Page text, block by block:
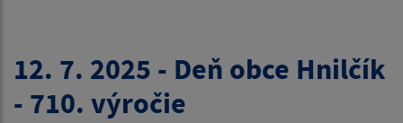
12. 7. 2025 - Deň obce Hnilčík
- 710. výročie